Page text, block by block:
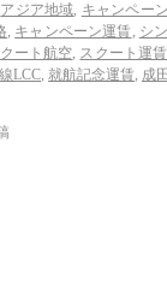
アジア地域, キャンペー
, キャンペーン運賃, シ
ート航空, スクート運賃
LCC, 就航記念運賃, 成